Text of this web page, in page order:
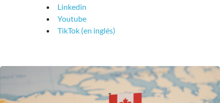
Linkedin
Youtube
TikTok (en inglés)